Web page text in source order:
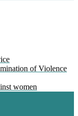
of Violence
women